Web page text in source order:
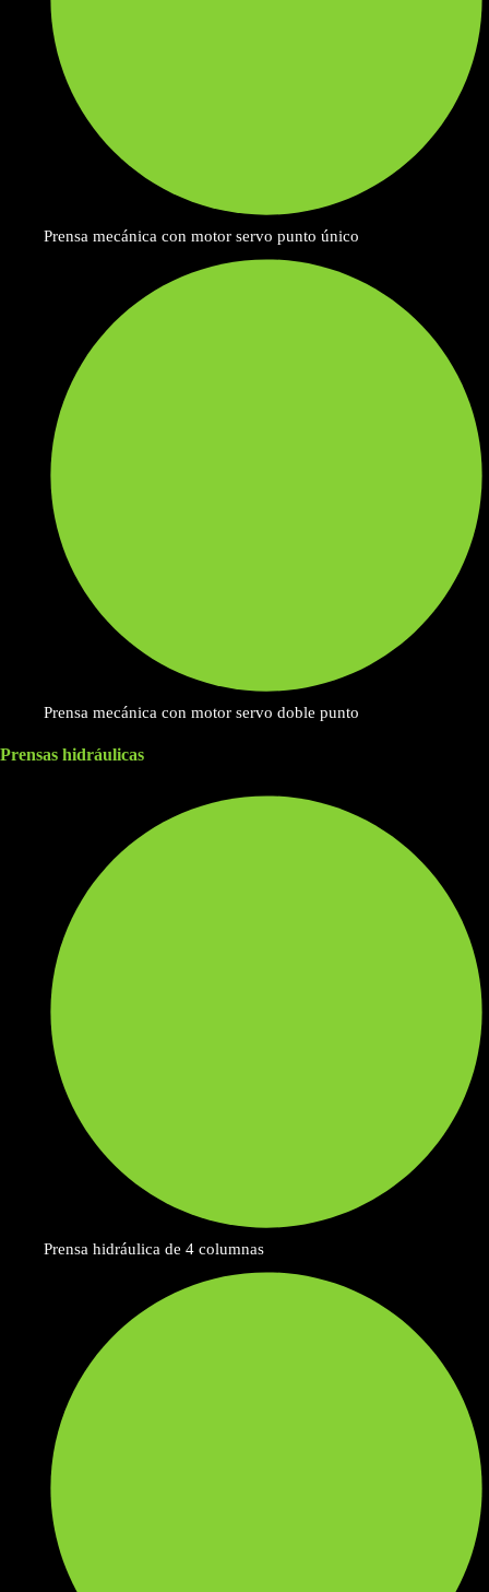
Prensa mecánica con motor servo punto único
Prensa mecánica con motor servo doble punto
Prensas hidráulicas
Prensa hidráulica de 4 columnas